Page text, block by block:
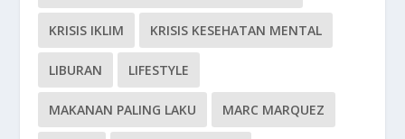
KRISIS IKLIM KRISIS KESEHATAN MENTAL
LIBURAN LIFESTYLE
MAKANAN PALING LAKU MARC MARQUEZ